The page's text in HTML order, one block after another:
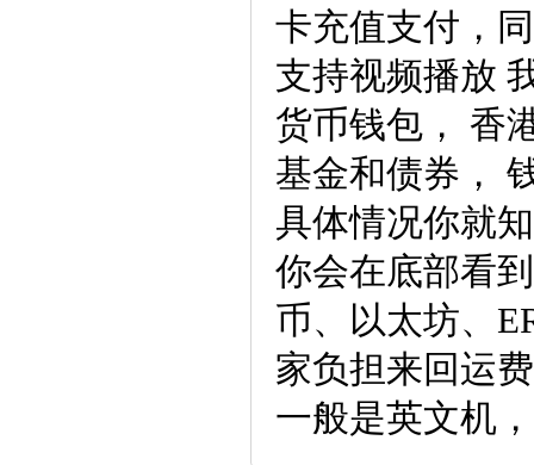
卡充值支付，
支持视频播放
货币钱包， 香
基金和债券，
具体情况你就
你会在底部看
币、以太坊、
家负担来回运
一般是英文机